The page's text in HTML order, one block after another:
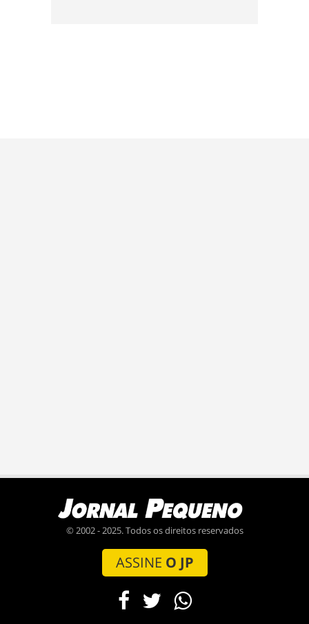
© 2002 - 2025. Todos os direitos reservados
ASSINE O JP